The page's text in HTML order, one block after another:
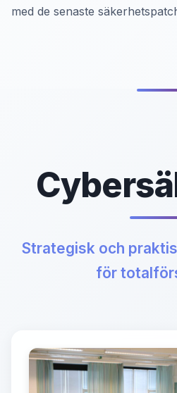
med de senaste
Strategisk och
för